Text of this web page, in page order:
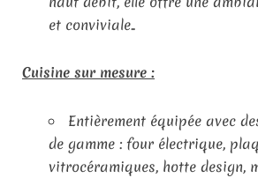
et conviviale..
Cuisine sur mesure :
Entièrement équipée avec
de gamme : four électrique,
vitrocéramiques, hotte design,